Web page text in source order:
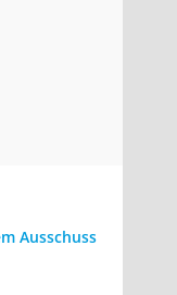
Ausschuss